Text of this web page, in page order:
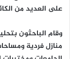
على العديد من
منازل فردية